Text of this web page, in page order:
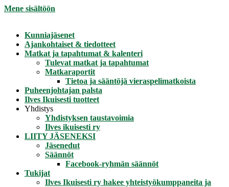
Mene sisältöön
Kunniajäsenet
Ajankohtaiset & tiedotteet
Matkat ja tapahtumat & kalenteri
Tulevat matkat ja tapahtumat
Matkaraportit
Tietoa ja sääntöjä vieraspelimatkoista
Puheenjohtajan palsta
Ilves Ikuisesti tuotteet
Yhdistys
Yhdistyksen taustavoimia
Ilves ikuisesti ry
LIITY JÄSENEKSI
Jäsenedut
Säännöt
Facebook-ryhmän säännöt
Tukijat
Ilves Ikuisesti ry hakee yhteistyökumppaneita ja